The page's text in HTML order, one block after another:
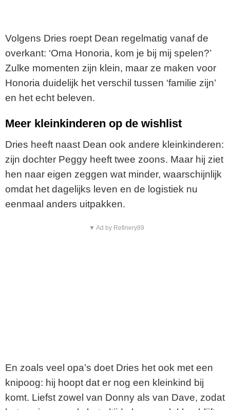
Volgens Dries roept Dean regelmatig vanaf de
overkant: ‘Oma Honoria, kom je bij mij spelen?’
Zulke momenten zijn klein, maar ze maken voor
Honoria duidelijk het verschil tussen ‘familie zijn’
en het echt beleven.
Meer kleinkinderen op de wishlist
Dries heeft naast Dean ook andere kleinkinderen:
zijn dochter Peggy heeft twee zoons. Maar hij ziet
hen naar eigen zeggen wat minder, waarschijnlijk
omdat het dagelijks leven en de logistiek nu
eenmaal anders uitpakken.
▼ Ad by Refinery89
En zoals veel opa’s doet Dries het ook met een
knipoog: hij hoopt dat er nog een kleinkind bij
komt. Liefst zowel van Donny als van Dave, zodat